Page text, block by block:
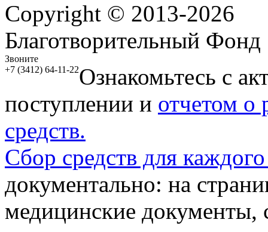
Copyright © 2013-2026
Благотворительный
Звоните
+7 (3412) 64-11-22Ознакомьтесь с
поступлении и отчетом о
средств.
Сбор средств для
документально: на
медицинские документы,